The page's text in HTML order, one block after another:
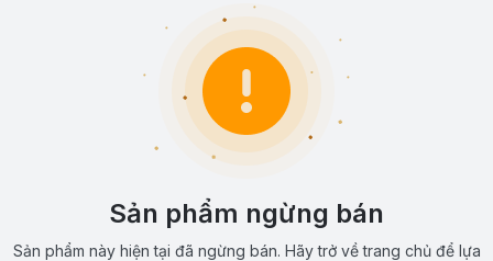
Sản phẩm ngừng bán
Sản phẩm này hiện tại đã ngừng bán. Hãy trở về trang chủ để lựa